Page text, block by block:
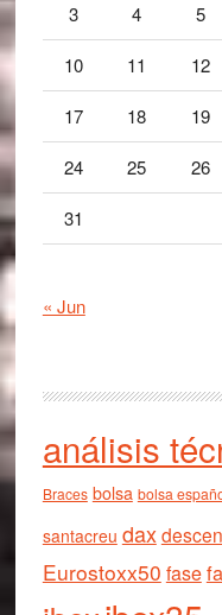
3 4 5
10 11 12
17 18 19
24 25 26
31
« Jun
análisis
Braces bolsa bolsa
santacreu dax
Eurostoxx50 fase